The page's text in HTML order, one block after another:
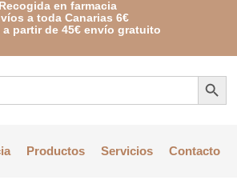
Recogida en farmacia
a toda Canarias 6€
a partir de 45€ envío gratuito
Botón de
Productos Servicios Contacto